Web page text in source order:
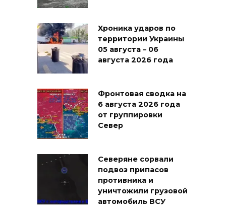
Хроника ударов по
территории Украины
05 августа – 06
августа 2026 года
Фронтовая сводка на
6 августа 2026 года
от группировки
Север
Северяне сорвали
подвоз припасов
противника и
уничтожили грузовой
автомобиль ВСУ